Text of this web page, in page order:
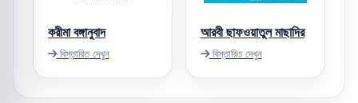
করীমা বঙ্গানুবাদ
বিস্তারিত দেখুন
আরবী ছাফওয়াতুল মাছাদির
বিস্তারিত দেখুন